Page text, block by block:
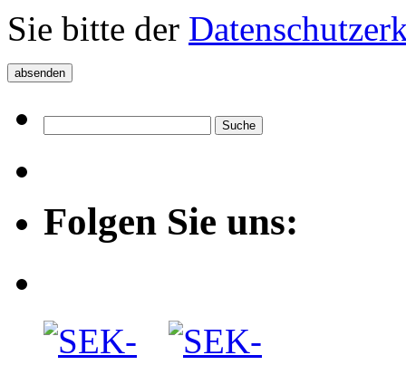
Sie bitte der
Folgen Sie uns: